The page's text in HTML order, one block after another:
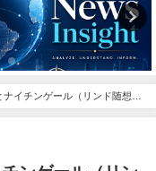
イチンゲール（リンド随想